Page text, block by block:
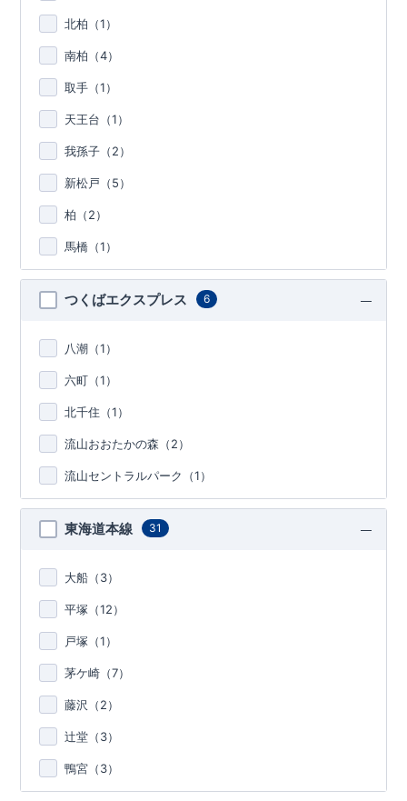
北柏（1）
南柏（4）
取手（1）
天王台（1）
我孫子（2）
新松戸（5）
柏（2）
馬橋（1）
つくばエクスプレス 6
八潮（1）
六町（1）
北千住（1）
流山おおたかの森（2）
流山セントラルパーク（1）
東海道本線 31
大船（3）
平塚（12）
戸塚（1）
茅ケ崎（7）
藤沢（2）
辻堂（3）
鴨宮（3）